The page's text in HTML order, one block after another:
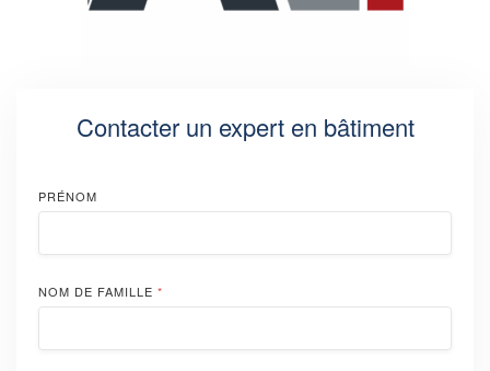
Contacter un expert en bâtiment
PRÉNOM
NOM DE FAMILLE *